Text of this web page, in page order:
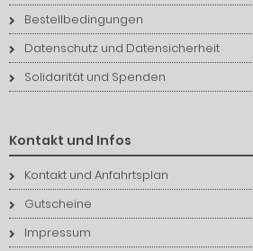
Bestellbedingungen
Datenschutz und Datensicherheit
Solidarität und Spenden
Kontakt und Infos
Kontakt und Anfahrtsplan
Gutscheine
Impressum